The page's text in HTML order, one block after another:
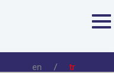
en / tr